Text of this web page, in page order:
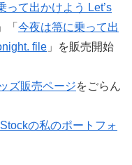
って出かけよう Let’s
」「 今夜は箒に乗って出
file 」を販売開始
ズ販売ページをごらん
の私のポートフォ